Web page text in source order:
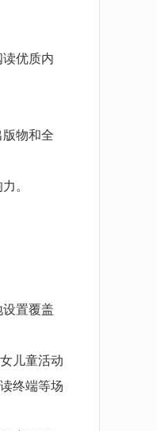
优质内
物和全
。
置覆盖
儿童活动
终端等场